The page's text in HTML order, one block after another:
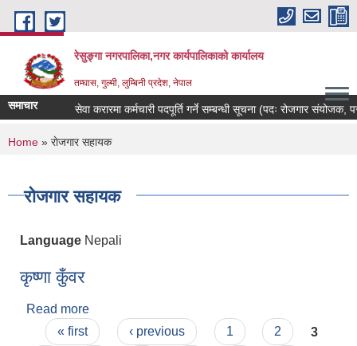
Skip to main content
रेसुङ्गा नगरपालिका,नगर कार्यपालिकाको कार्यालय
तम्घास, गुल्मी, लुम्बिनी प्रदेश, नेपाल
समाचार सेवा करारमा कर्मचारी पदपूर्ति गर्ने सम्बन्धी सूचना (पदः रोजगार संयोजक,
You are here
Home » राेजगार सहायक
राेजगार सहायक
Language Nepali
कृष्णा कुँवर
Read more
Pages
« first ‹ previous 1 2
3